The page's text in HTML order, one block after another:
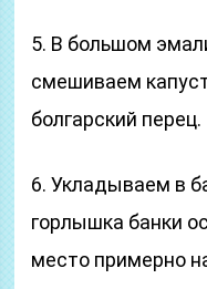
5. В большом
смешиваем
болгарский перец.
6. Укладываем в
горлышка банки
место примерно